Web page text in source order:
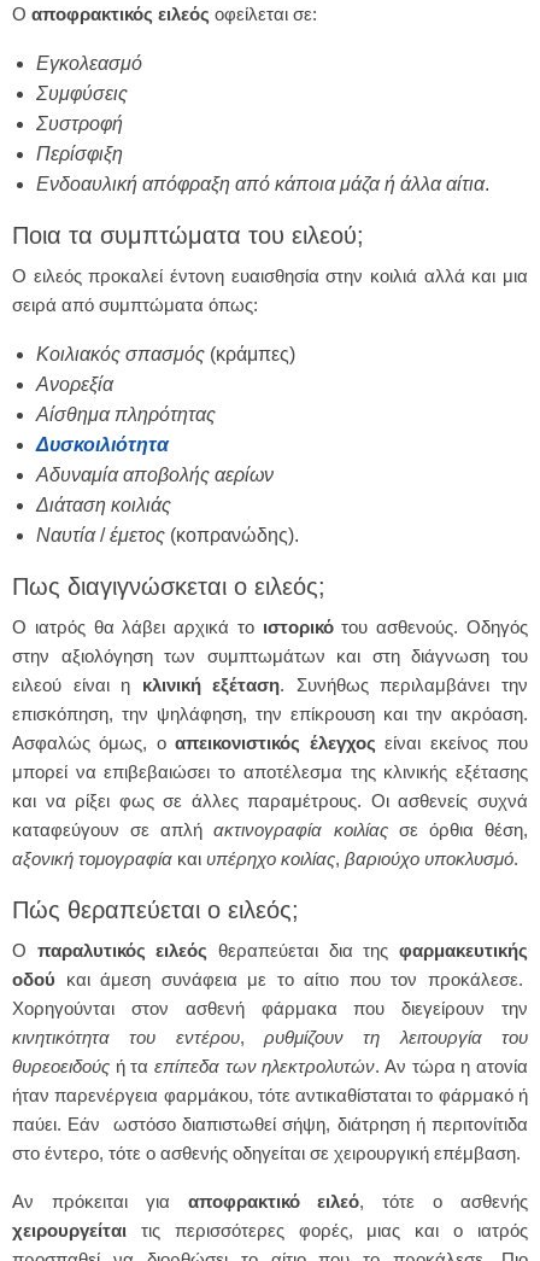
Ο αποφρακτικός ειλεός οφείλεται σε:
Εγκολεασμό
Συμφύσεις
Συστροφή
Περίσφιξη
Ενδοαυλική απόφραξη από κάποια μάζα ή άλλα αίτια.
Ποια τα συμπτώματα του ειλεού;
Ο ειλεός προκαλεί έντονη ευαισθησία στην κοιλιά αλλά και μια
σειρά από συμπτώματα όπως:
Κοιλιακός σπασμός (κράμπες)
Ανορεξία
Αίσθημα πληρότητας
Δυσκοιλιότητα
Αδυναμία αποβολής αερίων
Διάταση κοιλιάς
Ναυτία/έμετος (κοπρανώδης).
Πως διαγιγνώσκεται ο ειλεός;
Ο ιατρός θα λάβει αρχικά το ιστορικότου ασθενούς. Οδηγός
στην αξιολόγηση των συμπτωμάτων και στη διάγνωση του
ειλεού είναι η κλινική εξέταση. Συνήθως περιλαμβάνει την
επισκόπηση, την ψηλάφηση, την επίκρουση και την ακρόαση.
Ασφαλώς όμως, οαπεικονιστικός έλεγχος είναι εκείνος που
μπορεί να επιβεβαιώσει το αποτέλεσμα της κλινικής εξέτασης
και να ρίξει φως σε άλλες παραμέτρους. Οι ασθενείς συχνά
καταφεύγουν σε απλήακτινογραφία κοιλίαςσε όρθια θέση,
αξονική τομογραφία και υπέρηχο κοιλίας, βαριούχο υποκλυσμό.
Πώς θεραπεύεται ο ειλεός;
Ο παραλυτικός ειλεός θεραπεύεται δια τηςφαρμακευτικής
οδού και άμεση συνάφεια με το αίτιο που τον προκάλεσε.
Χορηγούνται στον ασθενή φάρμακα που διεγείρουν την
κινητικότητα του εντέρου,ρυθμίζουν τη λειτουργία του
θυρεοειδούς ή τα επίπεδα των ηλεκτρολυτών. Αν τώρα η ατονία
ήταν παρενέργεια φαρμάκου, τότε αντικαθίσταται το φάρμακό ή
παύει. Εάν ωστόσο διαπιστωθεί σήψη, διάτρηση ή περιτονίτιδα
στο έντερο, τότε ο ασθενής οδηγείται σε χειρουργική επέμβαση.
Αν πρόκειται για αποφρακτικό ειλεό, τότε ο ασθενής
χειρουργείται τις περισσότερες φορές, μιας και ο ιατρός